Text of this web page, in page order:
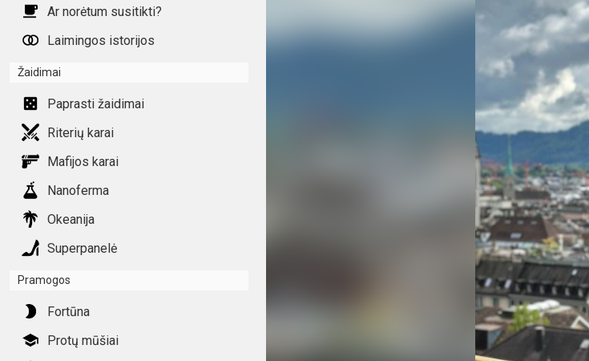
Ar norėtum susitikti?
Laimingos istorijos
Žaidimai
Paprasti žaidimai
Riterių karai
Mafijos karai
Nanoferma
Okeanija
Superpanelė
Pramogos
Fortūna
Protų mūšiai